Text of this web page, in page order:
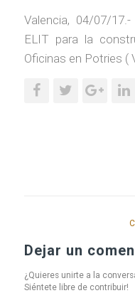
Valencia, 04/07/
ELIT para la
Oficinas en Potries (
Dejar un
¿Quieres unirte a la
Siéntete libre de contribuir!